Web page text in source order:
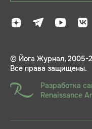
© Йога Журнал, 2005-
Все права защищены.
Разработка
Renaissance